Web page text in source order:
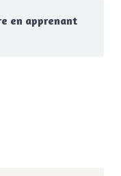
en apprenant